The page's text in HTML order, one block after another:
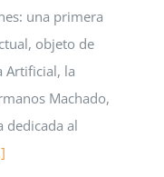
una primera
objeto de
Artificial, la
Machado,
dedicada al